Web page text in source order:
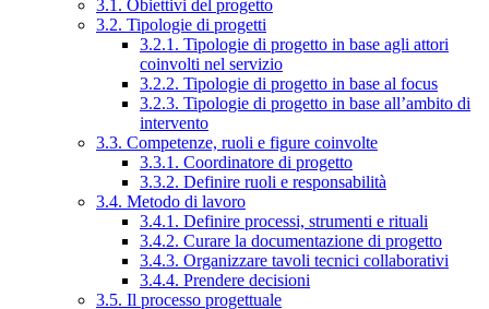
3.1. Obiettivi del progetto
3.2. Tipologie di progetti
3.2.1. Tipologie di progetto in base agli attori
coinvolti nel servizio
3.2.2. Tipologie di progetto in base al focus
3.2.3. Tipologie di progetto in base all’ambito di
intervento
3.3. Competenze, ruoli e figure coinvolte
3.3.1. Coordinatore di progetto
3.3.2. Definire ruoli e responsabilità
3.4. Metodo di lavoro
3.4.1. Definire processi, strumenti e rituali
3.4.2. Curare la documentazione di progetto
3.4.3. Organizzare tavoli tecnici collaborativi
3.4.4. Prendere decisioni
3.5. Il processo progettuale